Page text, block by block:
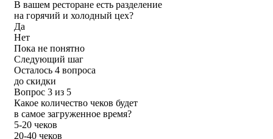
В вашем ресторане есть разделение
на горячий и холодный цех?
Да
Нет
Пока не понятно
Следующий шаг
Осталось 4 вопроса
до скидки
Вопрос 3 из 5
Какое количество чеков будет
в самое загруженное время?
5-20 чеков
20-40 чеков